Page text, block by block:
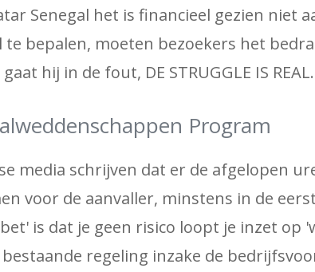
Senegal het is financieel gezien niet
te bepalen, moeten bezoekers het
hij in de fout, DE STRUGGLE IS REAL.
Program
media schrijven dat er de afgelopen
voor de aanvaller, minstens in de
is dat je geen risico loopt je inzet
regeling inzake de